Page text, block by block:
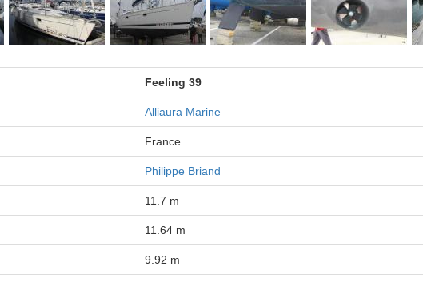
Feeling 39
Alliaura Marine
France
Philippe Briand
11.7 m
11.64 m
9.92 m